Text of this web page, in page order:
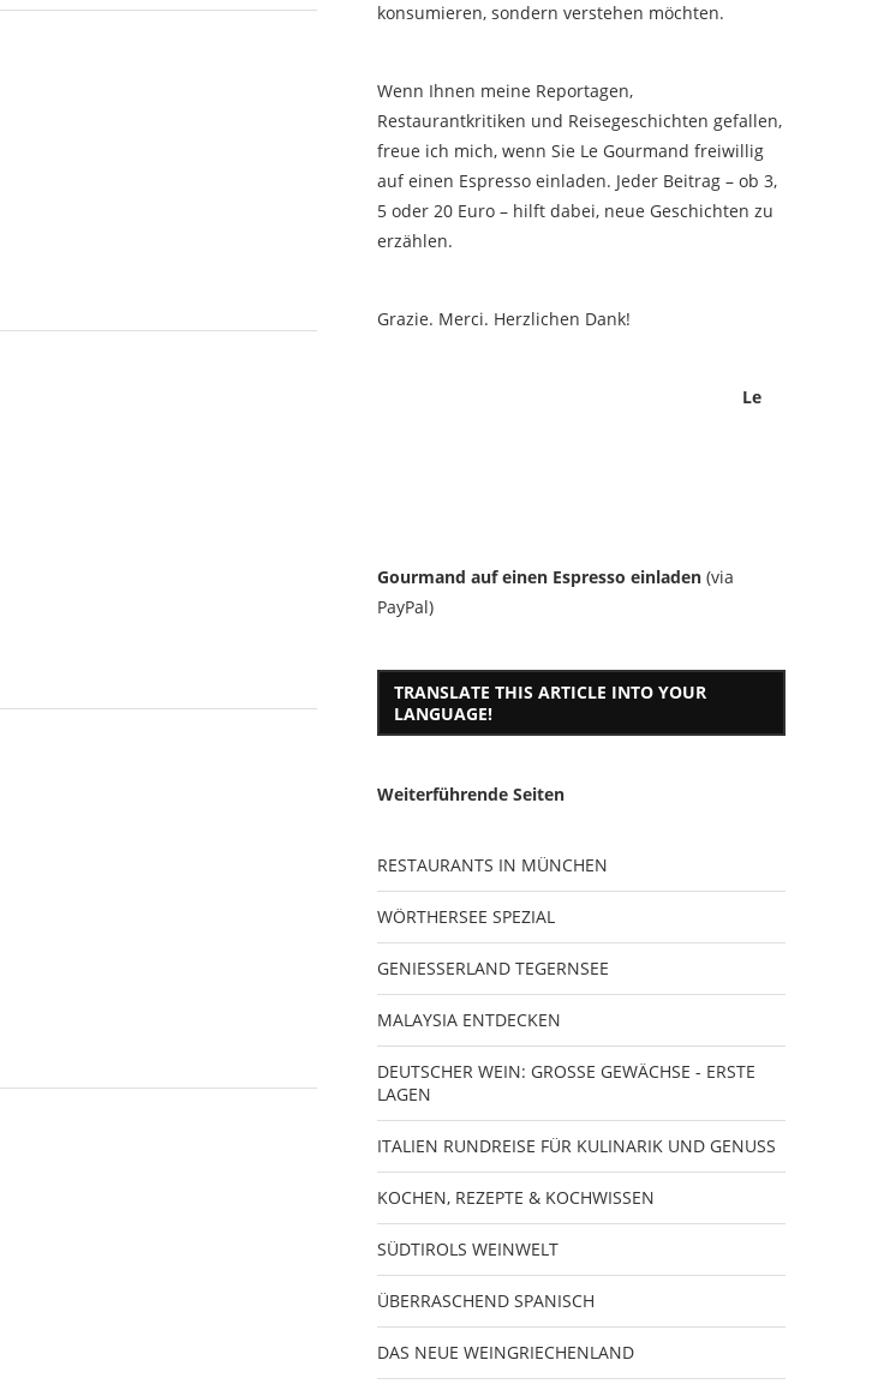
konsumieren, sondern verstehen möchten.
Wenn Ihnen meine Reportagen,
Restaurantkritiken und Reisegeschichten gefallen,
freue ich mich, wenn Sie Le Gourmand freiwillig
auf einen Espresso einladen. Jeder Beitrag – ob 3,
5 oder 20 Euro – hilft dabei, neue Geschichten zu
erzählen.
Grazie. Merci. Herzlichen Dank!
Le
Gourmand auf einen Espresso einladen (via
PayPal)
TRANSLATE THIS ARTICLE INTO YOUR
LANGUAGE!
Weiterführende Seiten
RESTAURANTS IN MÜNCHEN
WÖRTHERSEE SPEZIAL
GENIESSERLAND TEGERNSEE
MALAYSIA ENTDECKEN
DEUTSCHER WEIN: GROSSE GEWÄCHSE - ERSTE
LAGEN
ITALIEN RUNDREISE FÜR KULINARIK UND GENUSS
KOCHEN, REZEPTE & KOCHWISSEN
SÜDTIROLS WEINWELT
ÜBERRASCHEND SPANISCH
DAS NEUE WEINGRIECHENLAND